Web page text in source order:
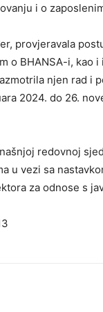
i o
provjeravala
o BHANSA-i, kao
njen rad i
2024. do 26.
redovnoj
u vezi sa
za odnose s